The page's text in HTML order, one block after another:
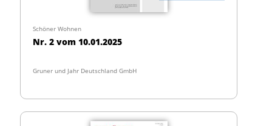
Schöner Wohnen
Nr. 2 vom 10.01.2025
Gruner und Jahr Deutschland GmbH